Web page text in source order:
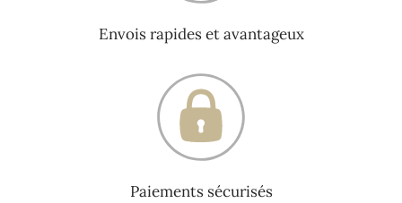
Envois rapides et avantageux
Paiements sécurisés